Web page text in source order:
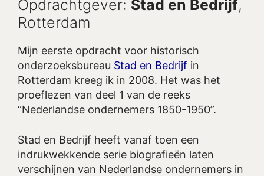
Opdrachtgever: Stad en Bedrijf,
Rotterdam
Mijn eerste opdracht voor historisch
onderzoeksbureau Stad en Bedrijf in
Rotterdam kreeg ik in 2008. Het was het
proeflezen van deel 1 van de reeks
“Nederlandse ondernemers 1850-1950”.
Stad en Bedrijf heeft vanaf toen een
indrukwekkende serie biografieën laten
verschijnen van Nederlandse ondernemers in